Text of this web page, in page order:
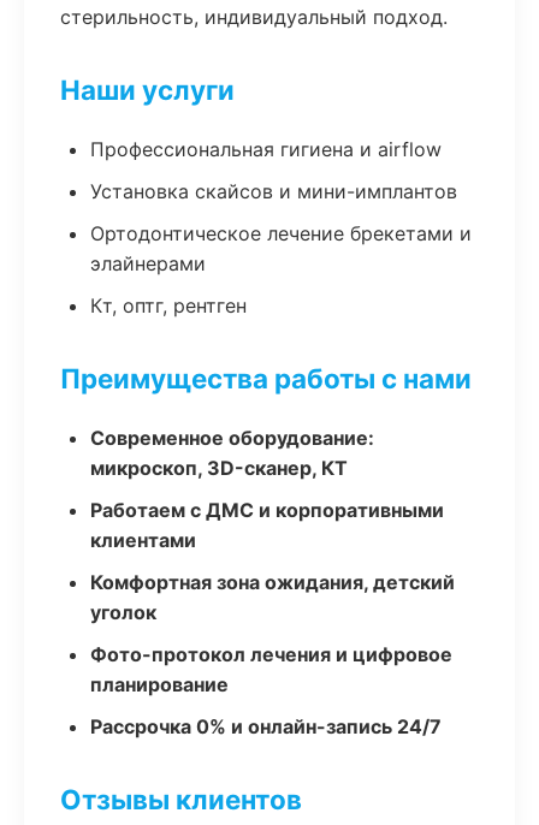
стерильность, индивидуальный подход.
Наши услуги
Профессиональная гигиена и airflow
Установка скайсов и мини-имплантов
Ортодонтическое лечение брекетами и
элайнерами
Кт, оптг, рентген
Преимущества работы с нами
Современное оборудование:
микроскоп, 3D-сканер, КТ
Работаем с ДМС и корпоративными
клиентами
Комфортная зона ожидания, детский
уголок
Фото-протокол лечения и цифровое
планирование
Рассрочка 0% и онлайн-запись 24/7
Отзывы клиентов